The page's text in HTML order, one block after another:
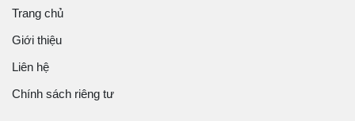
Trang chủ
Giới thiệu
Liên hệ
Chính sách riêng tư